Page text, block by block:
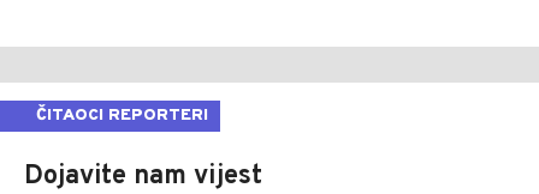
ČITAOCI REPORTERI
Dojavite nam vijest